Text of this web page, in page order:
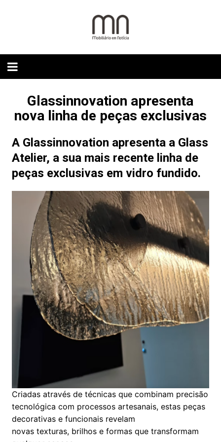
Glassinnovation apresenta
nova linha de peças exclusivas
A Glassinnovation apresenta a Glass
Atelier, a sua mais recente linha de
peças exclusivas em vidro fundido.
Criadas através de técnicas que combinam precisão
tecnológica com processos artesanais, estas peças
decorativas e funcionais revelam
novas texturas, brilhos e formas que transformam